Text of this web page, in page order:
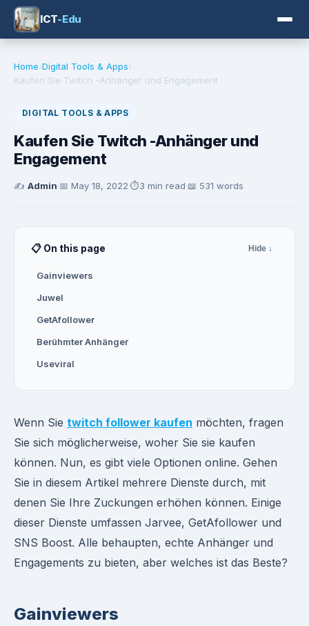
ICT-Edu
Home›Digital Tools & Apps›
Kaufen Sie Twitch -Anhänger und Engagement
DIGITAL TOOLS & APPS
Kaufen Sie Twitch -Anhänger und
Engagement
✍️ Admin·📅 May 18, 2022·⏱️3 min read·📖 531 words
📋 On this page Hide ↓
Gainviewers
Juwel
GetAfollower
Berühmter Anhänger
Useviral
Wenn Sie twitch follower kaufen möchten, fragen
Sie sich möglicherweise, woher Sie sie kaufen
können. Nun, es gibt viele Optionen online. Gehen
Sie in diesem Artikel mehrere Dienste durch, mit
denen Sie Ihre Zuckungen erhöhen können. Einige
dieser Dienste umfassen Jarvee, GetAfollower und
SNS Boost. Alle behaupten, echte Anhänger und
Engagements zu bieten, aber welches ist das Beste?
Gainviewers